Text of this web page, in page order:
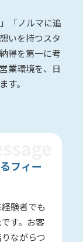
「ノルマに追
いを持つスタ
得を第一に考
業環境を、日
す。
フィー
験者でも
す。お客
ながらつ